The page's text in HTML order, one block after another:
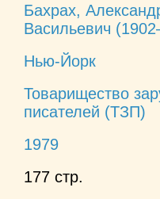
Бахрах,
Васильевич
Нью-Йорк
Товарищество
писателей (ТЗП)
1979
177 стр.